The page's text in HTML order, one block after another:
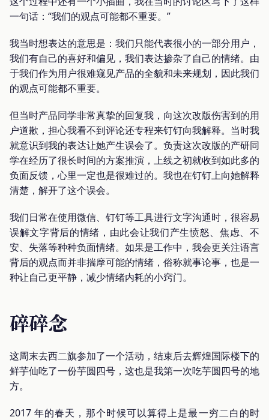
一句话：“我们的观点可能都不重要。”
我当时想表达的意思是：我们只能代表很小的一部分用户，
我们有自己的喜好和偏见，我们表达掺杂了自己的情绪。由
于我们作为用户很难窥见产品的全貌和未来规划，因此我们
的观点可能都不重要。
但当时产品同学非常真挚的回复我，向这次改版伤害到的用
户道歉，担心我看不到评论还专程来钉钉向我解释。当时我
就意识到我的表达让她产生误会了。负责这次改版的产研同
学在经历了很长时间的方案推演，上线之初就收到如此多的
负面反馈，心里一定也是很难过的。我也在钉钉上向她解释
清楚，解开了这个误会。
我们日常在使用微信、钉钉等工具进行文字沟通时，很容易
误解文字背后的情绪，由此会让我们产生愤怒、焦虑、不
安、失落等种种负面情绪。如果是工作中，我会更关注语言
背后的观点而并非揣摩可能的情绪，俗称就事论事，也是一
种让自己更平静，减少情绪内耗的小窍门。
碎碎念
这周末去西二旗参加了一个活动，结束后去辉煌国际楼下的
鲜芋仙吃了一份芋圆四号，这也是我第一次吃芋圆四号的地
方。
2017 年的春天，那个时候可以算得上是最一穷二白的时